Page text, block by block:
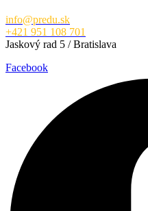
info@predu.sk
+421 951 108 701
Jaskový rad 5 / Bratislava
Facebook